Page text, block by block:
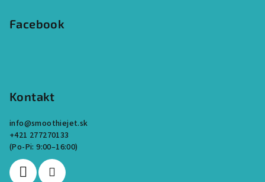
Facebook
Kontakt
info@smoothiejet.sk
+421 277270133